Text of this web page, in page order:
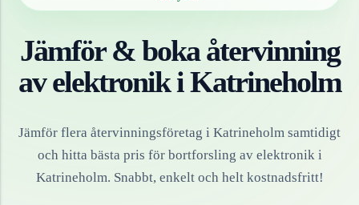
Jämför & boka återvinning
avelektronikiKatrineholm
Jämför flera återvinningsföretag i Katrineholm samtidigt
och hitta bästa pris för bortforsling av elektroniki
Katrineholm. Snabbt, enkelt och helt kostnadsfritt!